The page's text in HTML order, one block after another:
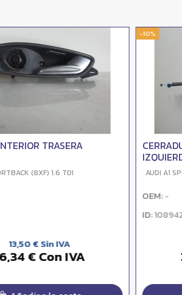
CERRADURA PUERTA DELANTERA
AUDI A1 SPORTBACK (8XF) 1.6 TDI
38,12 € Con IVA